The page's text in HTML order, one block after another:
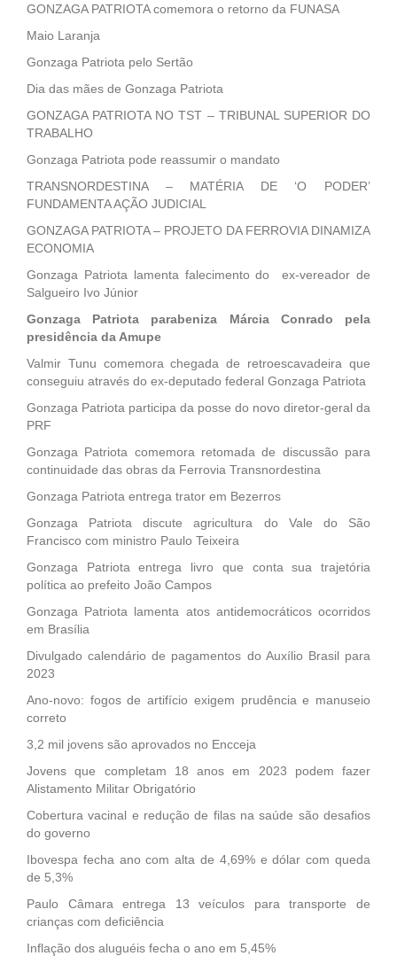
GONZAGA PATRIOTA comemora o retorno da FUNASA
Maio Laranja
Gonzaga Patriota pelo Sertão
Dia das mães de Gonzaga Patriota
GONZAGA PATRIOTA NO TST – TRIBUNAL SUPERIOR DO
TRABALHO
Gonzaga Patriota pode reassumir o mandato
TRANSNORDESTINA – MATÉRIA DE ‘O PODER’
FUNDAMENTA AÇÃO JUDICIAL
GONZAGA PATRIOTA – PROJETO DA FERROVIA DINAMIZA
ECONOMIA
Gonzaga Patriota lamenta falecimento do ex-vereador de
Salgueiro Ivo Júnior
Gonzaga Patriota parabeniza Márcia Conrado pela
presidência da Amupe
Valmir Tunu comemora chegada de retroescavadeira que
conseguiu através do ex-deputado federal Gonzaga Patriota
Gonzaga Patriota participa da posse do novo diretor-geral da
PRF
Gonzaga Patriota comemora retomada de discussão para
continuidade das obras da Ferrovia Transnordestina
Gonzaga Patriota entrega trator em Bezerros
Gonzaga Patriota discute agricultura do Vale do São
Francisco com ministro Paulo Teixeira
Gonzaga Patriota entrega livro que conta sua trajetória
política ao prefeito João Campos
Gonzaga Patriota lamenta atos antidemocráticos ocorridos
em Brasília
Divulgado calendário de pagamentos do Auxílio Brasil para
2023
Ano-novo: fogos de artifício exigem prudência e manuseio
correto
3,2 mil jovens são aprovados no Encceja
Jovens que completam 18 anos em 2023 podem fazer
Alistamento Militar Obrigatório
Cobertura vacinal e redução de filas na saúde são desafios
do governo
Ibovespa fecha ano com alta de 4,69% e dólar com queda
de 5,3%
Paulo Câmara entrega 13 veículos para transporte de
crianças com deficiência
Inflação dos aluguéis fecha o ano em 5,45%